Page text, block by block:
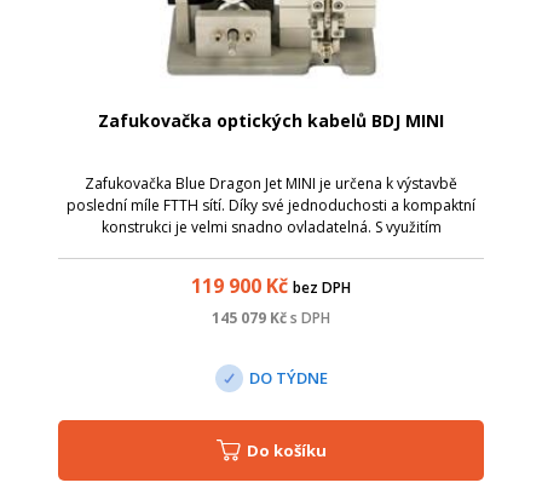
Zafukovačka optických kabelů BDJ MINI
Zafukovačka Blue Dragon Jet MINI je určena k výstavbě
poslední míle FTTH sítí. Díky své jednoduchosti a kompaktní
konstrukci je velmi snadno ovladatelná. S využitím
119 900 Kč bez DPH
145 079 Kčs DPH
DO TÝDNE
Do košíku